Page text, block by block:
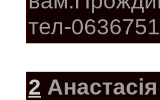
тел-
2 Анастасія